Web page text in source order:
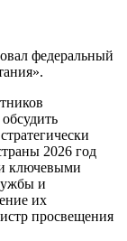
федеральный
2026 год
ключевыми
и
их
просвещения